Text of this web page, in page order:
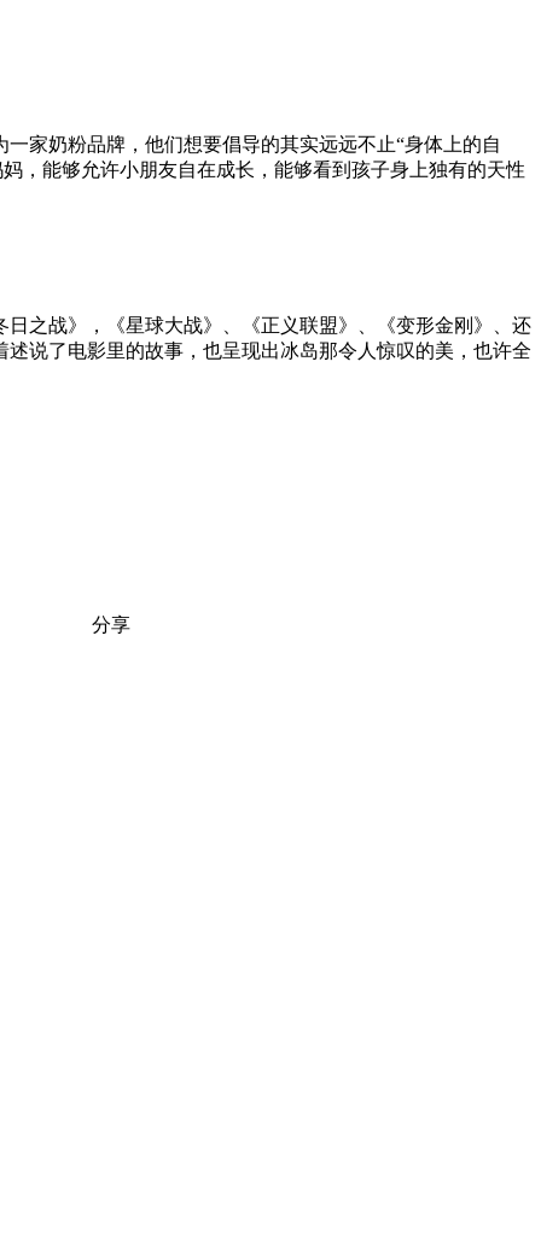
家奶粉品牌，他们想要倡导的其实远远不止“身体上的自
，能够允许小朋友自在成长，能够看到孩子身上独有的天性
之战》，《星球大战》、《正义联盟》、《变形金刚》、还
说了电影里的故事，也呈现出冰岛那令人惊叹的美，也许全
分享